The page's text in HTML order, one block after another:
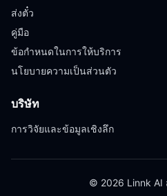
ส่งตั๋ว
คู่มือ
ข้อกำหนดในการให้บริการ
นโยบายความเป็นส่วนตัว
บริษัท
การวิจัยและข้อมูลเชิงลึก
© 2026 Linnk